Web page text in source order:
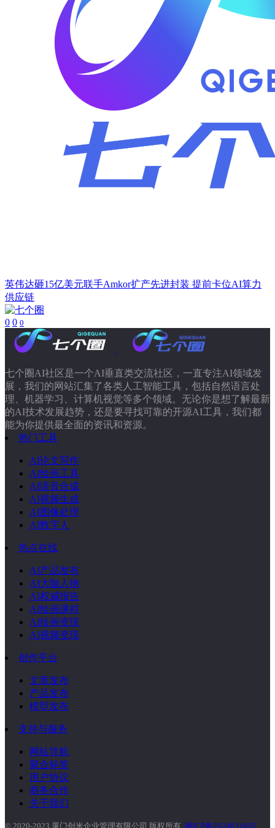
英伟达砸15亿美元联手Amkor扩产先进封装 提前卡位AI算力
供应链
0 0 0
七个圈AI社区是一个AI垂直类交流社区，一直专注AI领域发
展，我们的网站汇集了各类人工智能工具，包括自然语言处
理、机器学习、计算机视觉等多个领域。无论你是想了解最新
的AI技术发展趋势，还是要寻找可靠的开源AI工具，我们都
能为你提供最全面的资讯和资源。
热门工具
AI论文写作
AI绘画工具
AI语音合成
AI视频生成
AI图像处理
AI数字人
热点在线
AI产品发布
AI大咖人物
AI权威报告
AI绘画课程
AI绘画变现
AI视频变现
创作平台
文章发布
产品发布
模型发布
支持与服务
网站导航
聚合标签
用户协议
商务合作
关于我们
© 2020-2023 厦门创米企业管理有限公司 版权所有 闽ICP备2024031605